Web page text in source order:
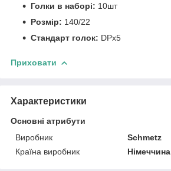
Голки в наборі: 10шт
Розмір: 140/22
Стандарт голок: DPx5
Приховати
Характеристики
Основні атрибути
Виробник
Schmetz
Країна виробник
Німеччина